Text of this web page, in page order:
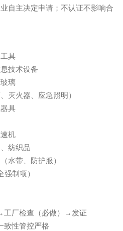
自主决定申请；不认证不影响合
具
技术设备
璃
灭火器、应急照明）
具
机
纺织品
水带、防护服）
强制项）
工厂检查（必做） →发证
致性管控严格